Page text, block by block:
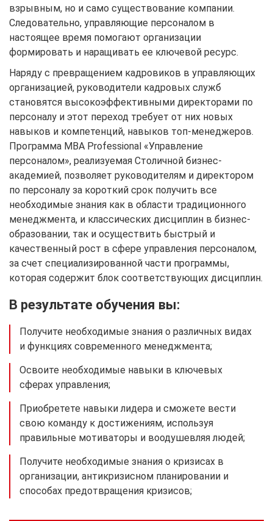
взрывным, но и само существование компании.
Следовательно, управляющие персоналом в
настоящее время помогают организации
формировать и наращивать ее ключевой ресурс.
Наряду с превращением кадровиков в управляющих
организацией, руководители кадровых служб
становятся высокоэффективными директорами по
персоналу и этот переход требует от них новых
навыков и компетенций, навыков топ-менеджеров.
Программа MBA Professional «Управление
персоналом», реализуемая Столичной бизнес-
академией, позволяет руководителям и директором
по персоналу за короткий срок получить все
необходимые знания как в области традиционного
менеджмента, и классических дисциплин в бизнес-
образовании, так и осуществить быстрый и
качественный рост в сфере управления персоналом,
за счет специализированной части программы,
которая содержит блок соответствующих дисциплин.
В результате обучения вы:
Получите необходимые знания о различных видах
и функциях современного менеджмента;
Освоите необходимые навыки в ключевых
сферах управления;
Приобретете навыки лидера и сможете вести
свою команду к достижениям, используя
правильные мотиваторы и воодушевляя людей;
Получите необходимые знания о кризисах в
организации, антикризисном планировании и
способах предотвращения кризисов;